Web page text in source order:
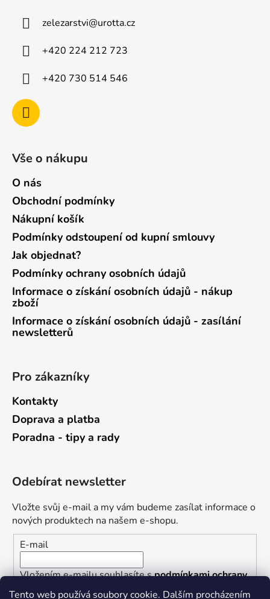
Tento web používá soubory cookie. Dalším procházením
zelezarstvi@urotta.cz
+420 224 212 723
+420 730 514 546
Vše o nákupu
O nás
Obchodní podmínky
Nákupní košík
Podmínky odstoupení od kupní smlouvy
Jak objednat?
Podmínky ochrany osobních údajů
Informace o získání osobních údajů - nákup
zboží
Informace o získání osobních údajů - zasílání
newsletterů
Pro zákazníky
Kontakty
Doprava a platba
Poradna - tipy a rady
Odebírat newsletter
Vložte svůj e-mail a my vám budeme zasílat informace o
nových produktech na našem e-shopu.
E-mail
Vložením e-mailu souhlasíte spodmínkami ochrany
osobních údajů